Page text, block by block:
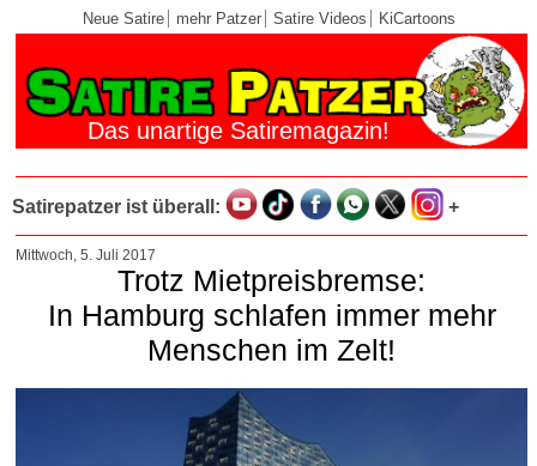
Neue Satire mehr Patzer Satire Videos KiCartoons
Das unartige Satiremagazin!
Satirepatzer ist überall: +
Mittwoch, 5. Juli 2017
Trotz Mietpreisbremse:
In Hamburg schlafen immer mehr
Menschen im Zelt!